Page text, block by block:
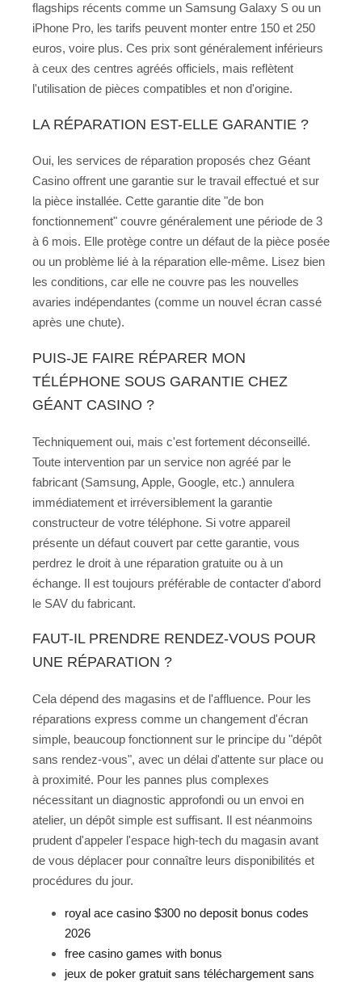
flagships récents comme un Samsung Galaxy S ou un
iPhone Pro, les tarifs peuvent monter entre 150 et 250
euros, voire plus. Ces prix sont généralement inférieurs
à ceux des centres agréés officiels, mais reflètent
l'utilisation de pièces compatibles et non d'origine.
LA RÉPARATION EST-ELLE GARANTIE ?
Oui, les services de réparation proposés chez Géant
Casino offrent une garantie sur le travail effectué et sur
la pièce installée. Cette garantie dite "de bon
fonctionnement" couvre généralement une période de 3
à 6 mois. Elle protège contre un défaut de la pièce posée
ou un problème lié à la réparation elle-même. Lisez bien
les conditions, car elle ne couvre pas les nouvelles
avaries indépendantes (comme un nouvel écran cassé
après une chute).
PUIS-JE FAIRE RÉPARER MON
TÉLÉPHONE SOUS GARANTIE CHEZ
GÉANT CASINO ?
Techniquement oui, mais c'est fortement déconseillé.
Toute intervention par un service non agréé par le
fabricant (Samsung, Apple, Google, etc.) annulera
immédiatement et irréversiblement la garantie
constructeur de votre téléphone. Si votre appareil
présente un défaut couvert par cette garantie, vous
perdrez le droit à une réparation gratuite ou à un
échange. Il est toujours préférable de contacter d'abord
le SAV du fabricant.
FAUT-IL PRENDRE RENDEZ-VOUS POUR
UNE RÉPARATION ?
Cela dépend des magasins et de l'affluence. Pour les
réparations express comme un changement d'écran
simple, beaucoup fonctionnent sur le principe du "dépôt
sans rendez-vous", avec un délai d'attente sur place ou
à proximité. Pour les pannes plus complexes
nécessitant un diagnostic approfondi ou un envoi en
atelier, un dépôt simple est suffisant. Il est néanmoins
prudent d'appeler l'espace high-tech du magasin avant
de vous déplacer pour connaître leurs disponibilités et
procédures du jour.
royal ace casino $300 no deposit bonus codes
2026
free casino games with bonus
jeux de poker gratuit sans téléchargement sans